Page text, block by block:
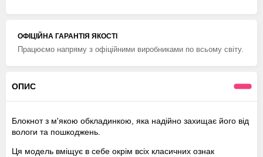
ОФІЦІЙНА ГАРАНТІЯ ЯКОСТІ
Працюємо напряму з офіційними виробниками по всьому світу.
ОПИС
Блокнот з м'якою обкладинкою, яка надійно захищає його від
вологи та пошкоджень.
Ця модель вміщує в себе окрім всіх класичних ознак